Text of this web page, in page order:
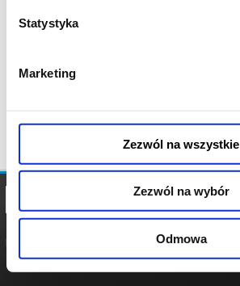
Statystyka
Marketing
Zezwól na wszystkie
Zezwól na wybór
Odmowa
POLITYKA